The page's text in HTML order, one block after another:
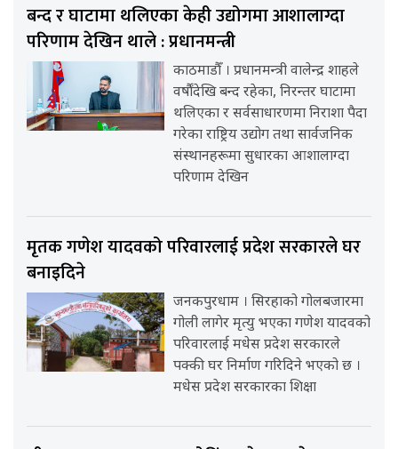
बन्द र घाटामा थलिएका केही उद्योगमा आशालाग्दा
परिणाम देखिन थाले : प्रधानमन्त्री
काठमाडौँ । प्रधानमन्त्री वालेन्द्र शाहले
वर्षौंदेखि बन्द रहेका, निरन्तर घाटामा
थलिएका र सर्वसाधारणमा निराशा पैदा
गरेका राष्ट्रिय उद्योग तथा सार्वजनिक
संस्थानहरूमा सुधारका आशालाग्दा
परिणाम देखिन
मृतक गणेश यादवको परिवारलाई प्रदेश सरकारले घर
बनाइदिने
जनकपुरधाम । सिरहाको गोलबजारमा
गोली लागेर मृत्यु भएका गणेश यादवको
परिवारलाई मधेस प्रदेश सरकारले
पक्की घर निर्माण गरिदिने भएको छ ।
मधेस प्रदेश सरकारका शिक्षा